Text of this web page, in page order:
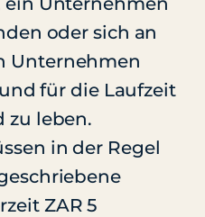
oder sich an
Unternehmen
für die Laufzeit
zu leben.
in der Regel
ZAR 5